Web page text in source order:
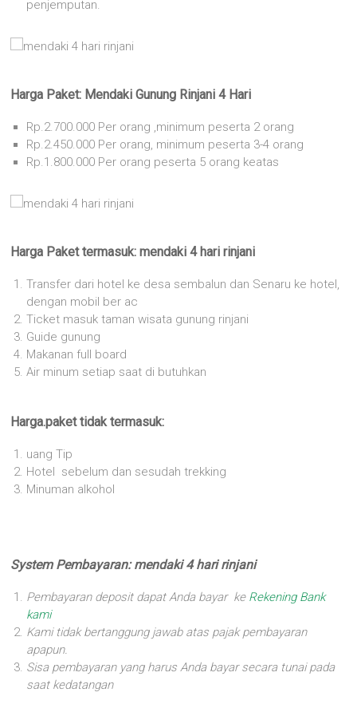
penjemputan.
Harga Paket: Mendaki Gunung Rinjani 4 Hari
Rp.2.700.000 Per orang ,minimum peserta 2 orang
Rp.2.450.000 Per orang, minimum peserta 3-4 orang
Rp.1.800.000 Per orang peserta 5 orang keatas
Harga Paket termasuk: mendaki 4 hari rinjani
Transfer dari hotel ke desa sembalun dan Senaru ke hotel,
dengan mobil ber ac
Ticket masuk taman wisata gunung rinjani
Guide gunung
Makanan full board
Air minum setiap saat di butuhkan
Harga.paket tidak termasuk:
uang Tip
Hotel sebelum dan sesudah trekking
Minuman alkohol
System Pembayaran: mendaki 4 hari rinjani
Pembayaran deposit dapat Anda bayar ke Rekening Bank
kami
Kami tidak bertanggung jawab atas pajak pembayaran
apapun.
Sisa pembayaran yang harus Anda bayar secara tunai pada
saat kedatangan